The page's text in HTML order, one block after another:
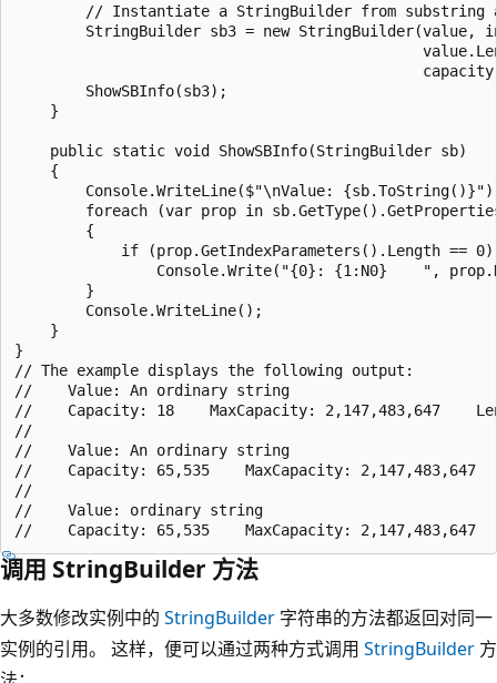
// Instantiate a StringBuilder from
StringBuilder sb3 = new StringBuilder(value,
        ShowSBInfo(sb3);
    }
    public static void ShowSBInfo(StringBuilder sb)
    {
Console.WriteLine($"\nValue:
foreach (var prop in
        {
            if (prop.GetIndexParameters().Length == 0)
Console.Write("{0}: {1:N0}    ",
        }
        Console.WriteLine();
    }
}
// The example displays the following output:
//    Value: An ordinary string
//    Capacity: 18    MaxCapacity: 2,147,483,647
//
//    Value: An ordinary string
//    Capacity: 65,535    MaxCapacity: 2,147,483,647
//
//    Value: ordinary string
调用 StringBuilder 方法
大多数修改实例中的 StringBuilder 字符串的方法都返回对同一
实例的引用。 这样，便可以通过两种方式调用 StringBuilder 方